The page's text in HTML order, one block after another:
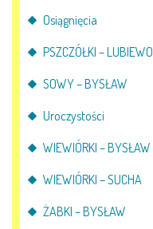
Osiągnięcia
PSZCZÓŁKI – LUBIEWO
SOWY – BYSŁAW
Uroczystości
WIEWIÓRKI – BYSŁAW
WIEWIÓRKI – SUCHA
ŻABKI – BYSŁAW